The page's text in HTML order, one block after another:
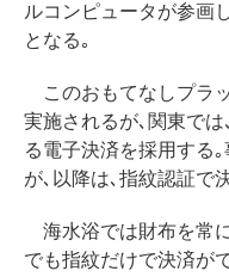
ルコンピュータが参画
となる｡
このおもてなしプラ
実施されるが､関東で
る電子決済を採用する
が､以降は､指紋認証で
海水浴では財布を常
でも指紋だけで決済が